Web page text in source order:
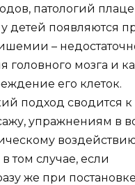
патологий
у детей появляются
–
головного мозга и
его клеток.
подход сводится к
упражнениям в
том случае, если
же при постановке